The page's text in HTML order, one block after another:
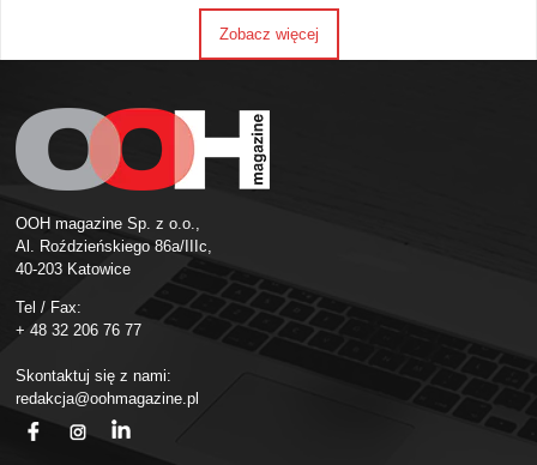
Zobacz więcej
OOH magazine Sp. z o.o.,
Al. Roździeńskiego 86a/IIIc,
40-203 Katowice
Tel / Fax:
+ 48 32 206 76 77
Skontaktuj się z nami:
redakcja@oohmagazine.pl